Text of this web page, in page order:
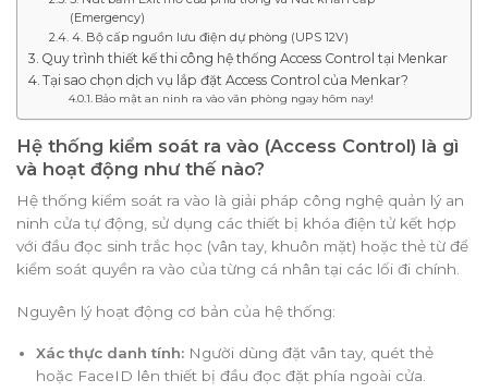
(Emergency)
4. Bộ cấp nguồn lưu điện dự phòng (UPS 12V)
Quy trình thiết kế thi công hệ thống Access Control tại Menkar
Tại sao chọn dịch vụ lắp đặt Access Control của Menkar?
Bảo mật an ninh ra vào văn phòng ngay hôm nay!
Hệ thống kiểm soát ra vào (Access Control) là gì
và hoạt động như thế nào?
Hệ thống kiểm soát ra vào là giải pháp công nghệ quản lý an
ninh cửa tự động, sử dụng các thiết bị khóa điện tử kết hợp
với đầu đọc sinh trắc học (vân tay, khuôn mặt) hoặc thẻ từ để
kiểm soát quyền ra vào của từng cá nhân tại các lối đi chính.
Nguyên lý hoạt động cơ bản của hệ thống:
Xác thực danh tính:Người dùng đặt vân tay, quét thẻ
hoặc FaceID lên thiết bị đầu đọc đặt phía ngoài cửa.